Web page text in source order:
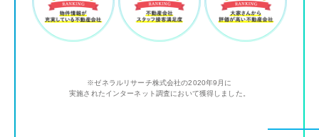
※ゼネラルリサーチ株式会社の2020年9月に
実施されたインターネット調査において獲得しました。